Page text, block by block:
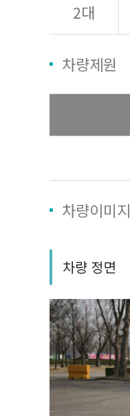
2대
차량제원
차량이미지